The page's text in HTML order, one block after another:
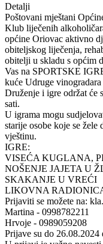
Detalji
Poštovani mještani
Klub liječenih
općine Oriovac aktivno
obiteljskog liječenja,
obitelji u skladu s općim
Vas na SPORTSKE
kuće Udruge
Druženje i igre održat će
sati.
U igrama mogu
starije osobe koje se
vještinu.
IGRE:
VISEĆA KUGLANA,
NOŠENJE JAJETA U
SKAKANJE U VREĆI
LIKOVNA
Prijaviti se možete na:
Martina - 0998782211
Hrvoje - 0989059208
Prijave su do 26.08.2024